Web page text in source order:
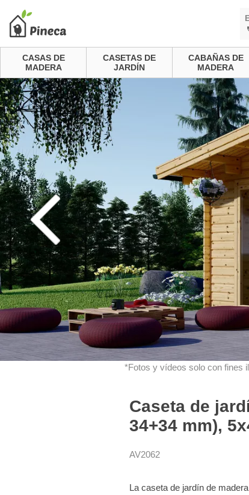
CASAS DE
MADERA
CASETAS DE
JARDÍN
CABAÑAS DE
MADERA
*Fotos y vídeos solo con fines
Caseta de
34+34 mm),
AV2062
La caseta de jardín de